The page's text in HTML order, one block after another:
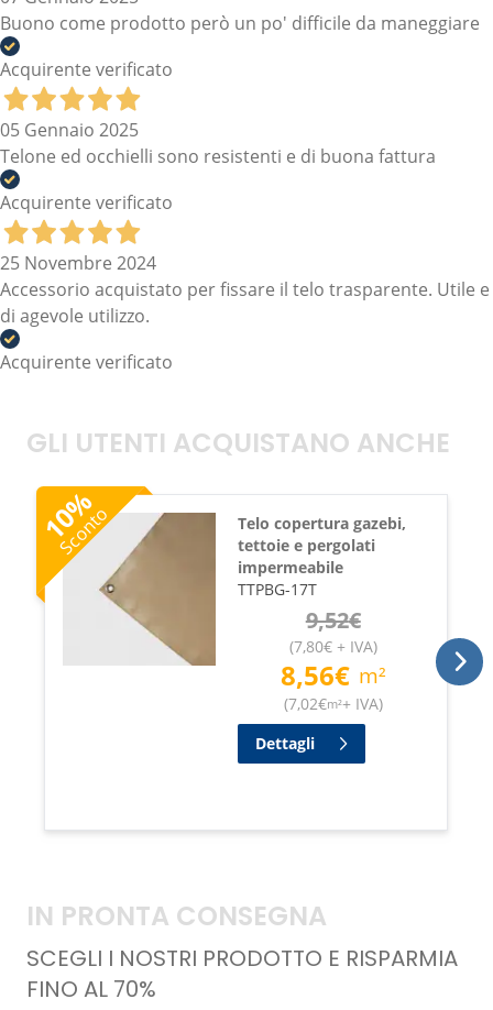
Buono come prodotto però un po' difficile da maneggiare
Acquirente verificato
05 Gennaio 2025
Telone ed occhielli sono resistenti e di buona fattura
Acquirente verificato
25 Novembre 2024
Accessorio acquistato per fissare il telo trasparente. Utile e
di agevole utilizzo.
Acquirente verificato
GLI UTENTI ACQUISTANO ANCHE
10
%
Sconto
Telo copertura gazebi,
tettoie e pergolati
impermeabile
TTPBG-17T
9,52€
(7,80€+ IVA)
8,56€ m²
(7,02€m²+ IVA)
Dettagli
IN PRONTA CONSEGNA
SCEGLI I NOSTRI PRODOTTO E RISPARMIA
FINO AL 70%